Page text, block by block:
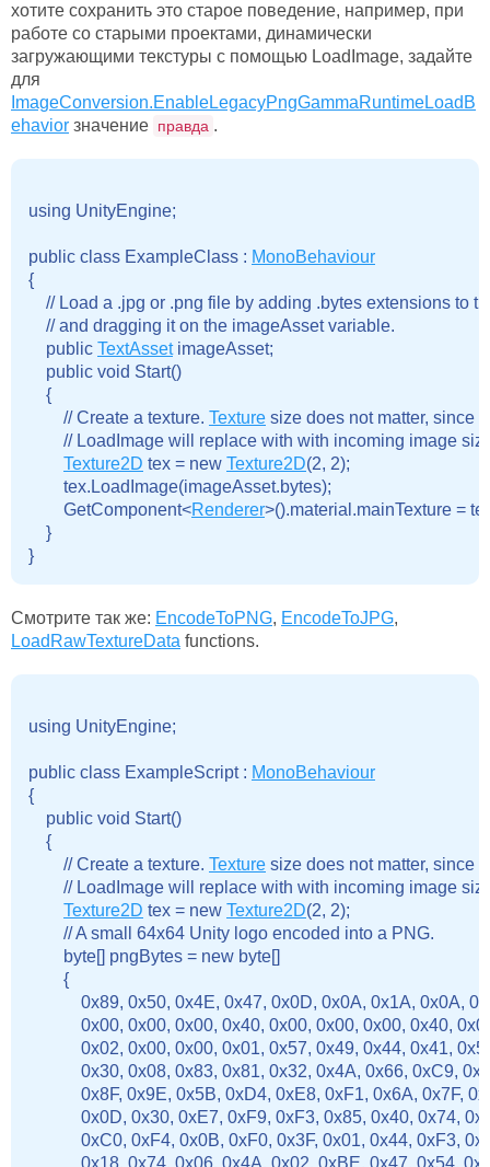
хотите сохранить это старое поведение, например, при
работе со старыми проектами, динамически
загружающими текстуры с помощью LoadImage, задайте
для
ImageConversion.EnableLegacyPngGammaRuntimeLoadB
ehavior значение правда .
using UnityEngine;
public class ExampleClass : MonoBehaviour
{
// Load a .jpg or .png file by adding .bytes extensions to
    // and dragging it on the imageAsset variable.
    public
TextAsset imageAsset;
    public void Start()
    {
        // Create a texture.
Texture size does not matter, since
// LoadImage will replace with with incoming image
Texture2D tex = new Texture2D(2, 2);
        tex.LoadImage(imageAsset.bytes);
        GetComponent<
Renderer>().material.mainTexture =
    }
Смотрите так же: EncodeToPNG, EncodeToJPG,
LoadRawTextureData functions.
using UnityEngine;
public class ExampleScript : MonoBehaviour
{
    public void Start()
    {
        // Create a texture.
Texture size does not matter, since
// LoadImage will replace with with incoming image
Texture2D tex = new Texture2D(2, 2);
        // A small 64x64 Unity logo encoded into a PNG.
        byte[] pngBytes = new byte[]
        {
0x89, 0x50, 0x4E, 0x47, 0x0D, 0x0A, 0x1A,
0x00, 0x00, 0x00, 0x40, 0x00, 0x00, 0x00, 0x40,
0x02, 0x00, 0x00, 0x01, 0x57, 0x49, 0x44, 0x41,
0x30, 0x08, 0x83, 0x81, 0x32, 0x4A, 0x66,
0x8F, 0x9E, 0x5B, 0xD4, 0xE8, 0xF1, 0x6A,
0x0D, 0x30, 0xE7, 0xF9, 0xF3, 0x85, 0x40,
0xC0, 0xF4, 0x0B, 0xF0, 0x3F, 0x01, 0x44, 0xF3,
0x18, 0x74, 0x06, 0x4A, 0x02, 0xBE, 0x47, 0x54,